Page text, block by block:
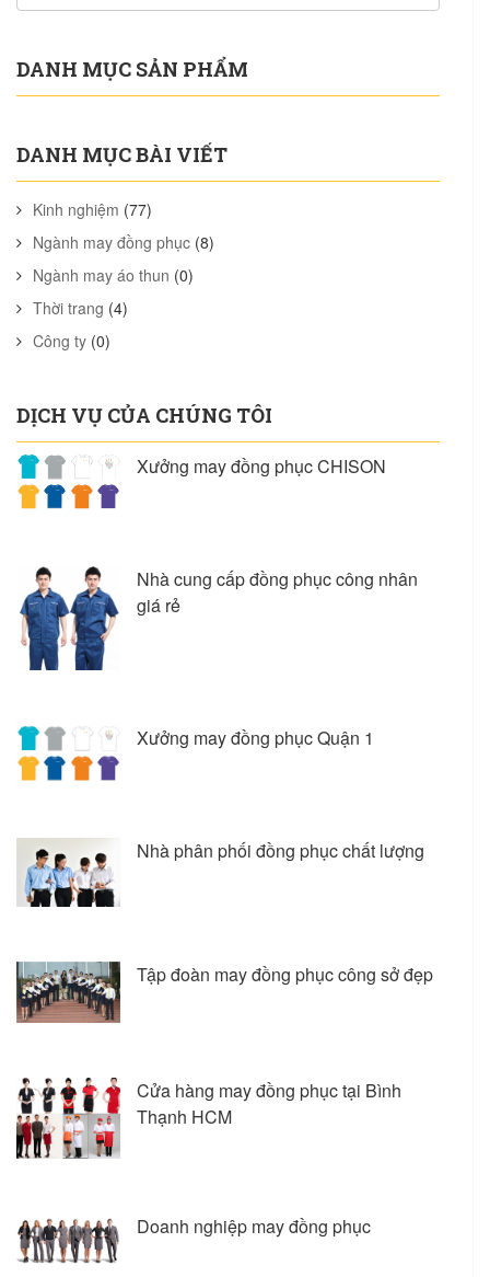
DANH MỤC SẢN PHẨM
DANH MỤC BÀI VIẾT
Kinh nghiệm (77)
Ngành may đồng phục (8)
Ngành may áo thun (0)
Thời trang (4)
Công ty (0)
DỊCH VỤ CỦA CHÚNG TÔI
Xưởng may đồng phục CHISON
Nhà cung cấp đồng phục công nhân
giá rẻ
Xưởng may đồng phục Quận 1
Nhà phân phối đồng phục chất lượng
Tập đoàn may đồng phục công sở đẹp
Cửa hàng may đồng phục tại Bình
Thạnh HCM
Doanh nghiệp may đồng phục